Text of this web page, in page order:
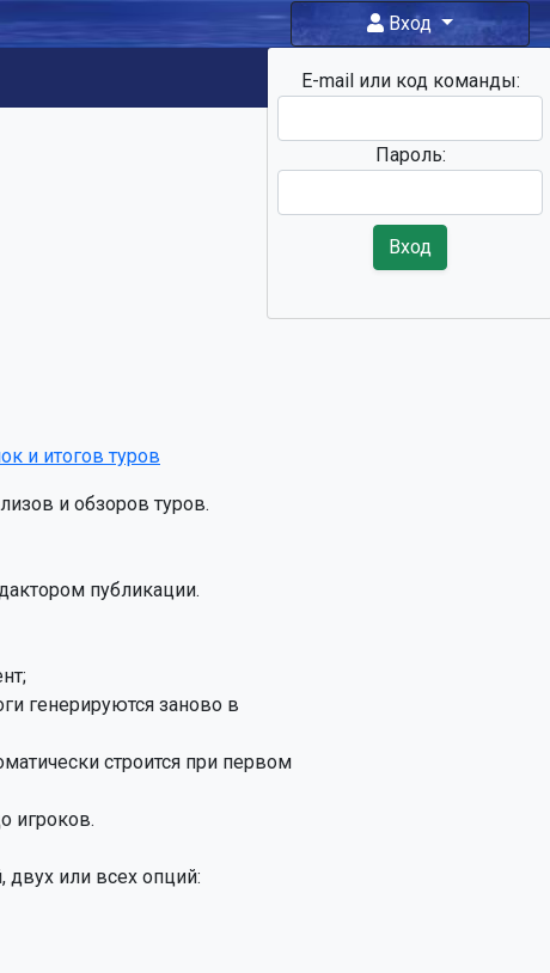
Вход
E-mail или код команды:
Пароль:
Вход
и итогов туров
и обзоров туров.
публикации.
генерируются заново в
строится при первом
игроков.
двух или всех опций:
зона